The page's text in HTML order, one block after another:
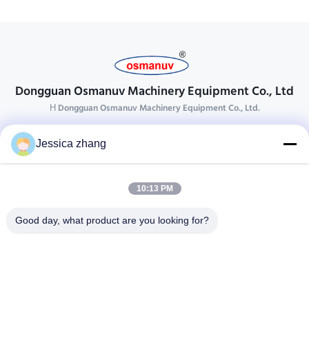
Dongguan Osmanuv Machinery Equipment Co., Ltd
Η Dongguan Osmanuv Machinery Equipment Co., Ltd.
28 δεύτερος ο βιομηχανικός, wei Liu chong, Wanjiang,
DongGuan, Guangdong, Κίνα
osmanuv@hotmail.com
Jessica zhang
10:13 PM
Good day, what product are you looking for?